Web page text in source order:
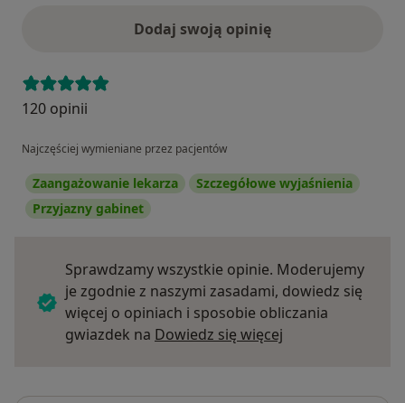
Dodaj swoją opinię
120 opinii
Najczęściej wymieniane przez pacjentów
Zaangażowanie lekarza
Szczegółowe wyjaśnienia
Przyjazny gabinet
Sprawdzamy wszystkie opinie. Moderujemy
je zgodnie z naszymi zasadami, dowiedz się
więcej o opiniach i sposobie obliczania
gwiazdek na Dowiedz się więcej